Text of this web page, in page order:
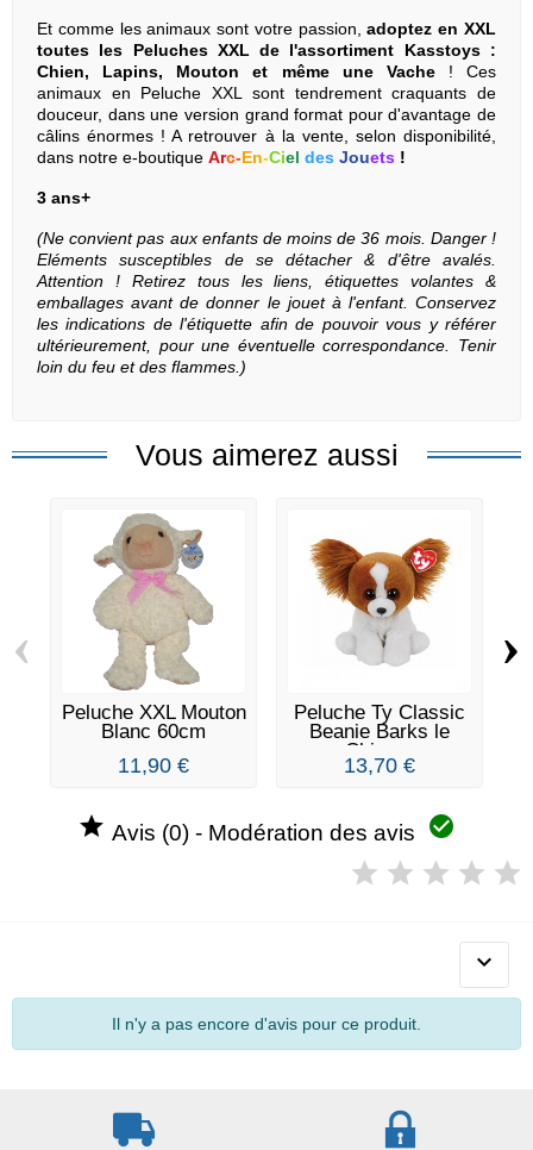
Et comme les animaux sont votre passion,adoptez en XXL
toutes les Peluches XXL de l'assortiment Kasstoys :
Chien, Lapins, Mouton et même une Vache! Ces
animaux en Peluche XXL sont tendrement craquants de
douceur, dans une version grand format pour d'avantage de
câlins énormes ! A retrouver à la vente, selon disponibilité,
dans notre e-boutique Arc-En-Ciel des Jouets !
3 ans+
(Ne convient pas aux enfants de moins de 36 mois. Danger !
Eléments susceptibles de se détacher & d'être avalés.
Attention ! Retirez tous les liens, étiquettes volantes &
emballages avant de donner le jouet à l'enfant. Conservez
les indications de l'étiquette afin de pouvoir vous y référer
ultérieurement, pour une éventuelle correspondance. Tenir
loin du feu et des flammes.)
Vous aimerez aussi
Peluche XXL Mouton
Blanc 60cm
11,90 €
Peluche Ty Classic
Beanie Barks le
Chien...
13,70 €
‹ ›
 Avis (0) - Modération des avis 

Il n'y a pas encore d'avis pour ce produit.